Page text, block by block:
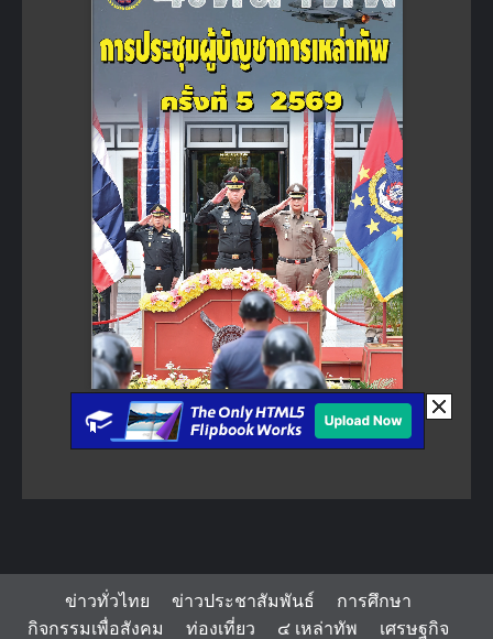
ข่าวทั่วไทย ข่าวประชาสัมพันธ์
การศึกษา
กิจกรรมเพื่อสังคม
ท่องเที่ยว ๔ เหล่าทัพ เศรษฐกิจ